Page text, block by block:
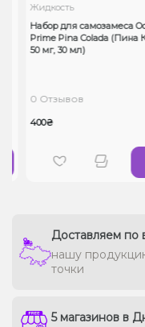
Жидкость
Набор для самозамеса
Prime Pina Colada (Пина
50 мг, 30 мл)
0 Отзывов
400₴
Доставляем по
нашу
точки
5 магазинов в